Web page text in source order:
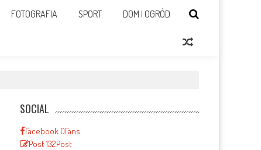
FOTOGRAFIA SPORT DOM I OGRÓD
SOCIAL
Facebook 0Fans
Post132Post